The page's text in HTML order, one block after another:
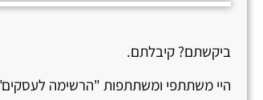
ביקשתם? קיבלתם.
היי משתתפי ומשתתפות "הרשימה